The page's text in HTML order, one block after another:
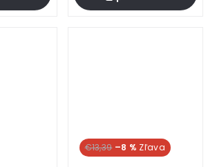
€13,39 –8 %